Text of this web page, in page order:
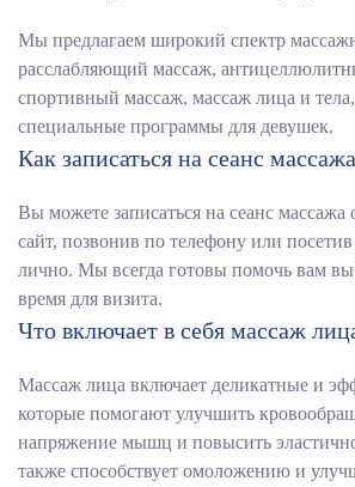
Мы предлагаем широкий спектр
расслабляющий массаж,
спортивный массаж, массаж лица и
специальные программы для девушек.
Как записаться на сеанс
Вы можете записаться на сеанс массажа
сайт, позвонив по телефону или
лично. Мы всегда готовы помочь вам
время для визита.
Что включает в себя массаж
Массаж лица включает деликатные и
которые помогают улучшить
напряжение мышц и повысить
также способствует омоложению и